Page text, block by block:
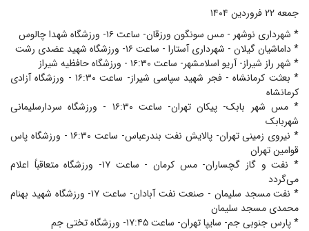
جمعه ۲۲ فروردین ۱۴۰۴
* شهرداری نوشهر - مس سونگون ورزقان- ساعت ۱۶- ورزشگاه شهدا چالوس
* داماشیان گیلان - شهرداری آستارا - ساعت ۱۶- ورزشگاه شهید عضدی رشت
* شهر راز شیراز- آریو اسلامشهر- ساعت ۱۶:۳۰ - ورزشگاه حافظیه شیراز
* بعثت کرمانشاه - فجر شهید سپاسی شیراز- ساعت ۱۶:۳۰ - ورزشگاه آزادی
کرمانشاه
* مس شهر بابک- پیکان تهران- ساعت ۱۶:۳۰ - ورزشگاه سردارسلیمانی
شهربابک
* نیروی زمینی تهران- پالایش نفت بندرعباس- ساعت ۱۶:۳۰ - ورزشگاه پاس
قوامین تهران
* نفت و گاز گچساران- مس کرمان - ساعت ۱۷- ورزشگاه متعاقباً اعلام
می‌گردد
* نفت مسجد سلیمان - صنعت نفت آبادان- ساعت ۱۷- ورزشگاه شهید بهنام
محمدی مسجد سلیمان
* پارس جنوبی جم- سایپا تهران- ساعت ۱۷:۴۵- ورزشگاه تختی جم